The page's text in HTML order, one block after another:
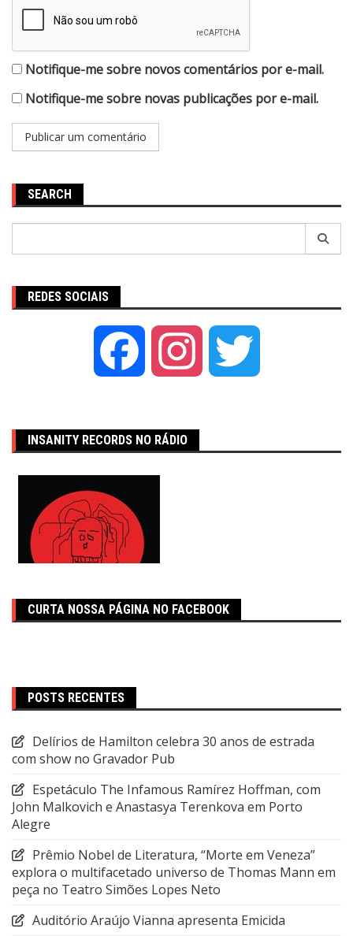
Notifique-me sobre novos comentários por e-mail.
Notifique-me sobre novas publicações por e-mail.
SEARCH
REDES SOCIAIS
Facebook Instagram
INSANITY RECORDS NO RÁDIO
CURTA NOSSA PÁGINA NO FACEBOOK
POSTS RECENTES
Delírios de Hamilton celebra 30 anos de estrada
com show no Gravador Pub
Espetáculo The Infamous Ramírez Hoffman, com
John Malkovich e Anastasya Terenkova em Porto
Alegre
Prêmio Nobel de Literatura, “Morte em Veneza”
explora o multifacetado universo de Thomas Mann em
peça no Teatro Simões Lopes Neto
Auditório Araújo Vianna apresenta Emicida